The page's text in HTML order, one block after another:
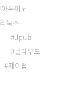
아두이노
리눅스
Jpub
클라우드
제이펍